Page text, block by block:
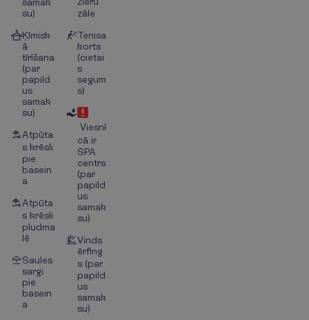
su)
Ķīmisk
ā
tīrīšana
(par
papild
us
samak
su)
Atpūta
s krēsli
pie
basein
a
Atpūta
s krēsli
pludma
lē
Saules
sargi
pie
basein
a
zāle
Tenisa
korts
(cietai
s
segum
s)
Viesnī
cā ir
SPA
centrs
(par
papild
us
samak
su)
Vinds
ērfing
s (par
papild
us
samak
su)